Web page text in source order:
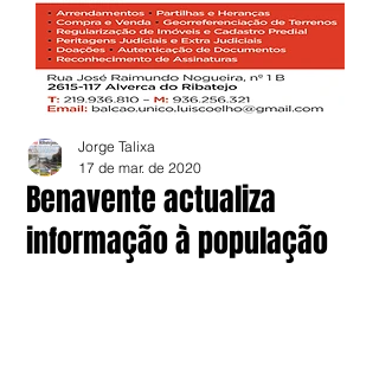
Benavente actualiza
informação à população
Jorge Talixa
17 de mar. de 2020